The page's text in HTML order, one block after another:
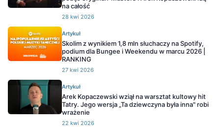
na całość
28 kwi 2026
Artykuł
Skolim z wynikiem 1,8 mln słuchaczy na Spotify,
podium dla Bungee i Weekendu w marcu 2026 |
RANKING
27 kwi 2026
Artykuł
Arek Kopaczewski wziął na warsztat kultowy hit
Tatry. Jego wersja „Ta dziewczyna była inna" robi
wrażenie
22 kwi 2026